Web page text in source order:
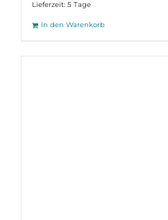
Lieferzeit: 5 Tage
In den Warenkorb